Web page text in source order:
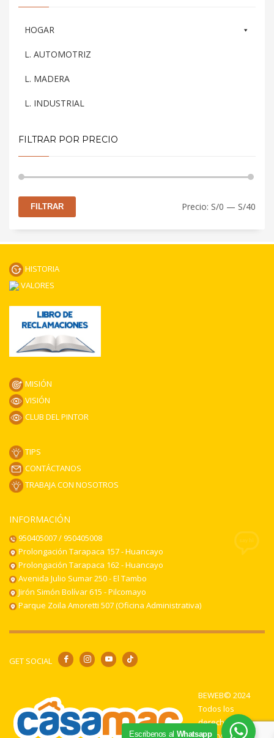
HOGAR
L. AUTOMOTRIZ
L. MADERA
L. INDUSTRIAL
FILTRAR POR PRECIO
FILTRAR Precio: S/0 — S/40
HISTORIA
VALORES
MISIÓN
VISIÓN
CLUB DEL PINTOR
TIPS
CONTÁCTANOS
TRABAJA CON NOSOTROS
INFORMACIÓN
950405007 / 950405008
Prolongación Tarapaca 157 - Huancayo
Prolongación Tarapaca 162 - Huancayo
Avenida Julio Sumar 250 - El Tambo
Jirón Simón Bolívar 615 - Pilcomayo
Parque Zoila Amoretti 507 (Oficina Administrativa)
GET SOCIAL
BEWEB© 2024
Todos los
derechos
reservados.
Escribenos al Whatsapp